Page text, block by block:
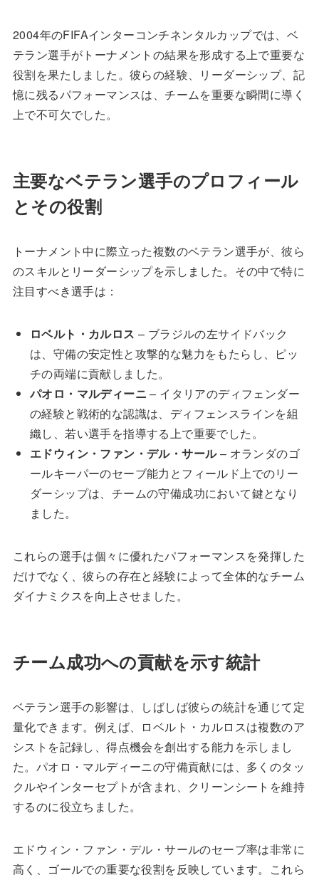
2004年のFIFAインターコンチネンタルカップでは、ベ
テラン選手がトーナメントの結果を形成する上で重要な
役割を果たしました。彼らの経験、リーダーシップ、記
憶に残るパフォーマンスは、チームを重要な瞬間に導く
上で不可欠でした。
主要なベテラン選手のプロフィール
とその役割
トーナメント中に際立った複数のベテラン選手が、彼ら
のスキルとリーダーシップを示しました。その中で特に
注目すべき選手は：
ロベルト・カルロス – ブラジルの左サイドバック
は、守備の安定性と攻撃的な魅力をもたらし、ピッ
チの両端に貢献しました。
パオロ・マルディーニ – イタリアのディフェンダー
の経験と戦術的な認識は、ディフェンスラインを組
織し、若い選手を指導する上で重要でした。
エドウィン・ファン・デル・サール– オランダのゴ
ールキーパーのセーブ能力とフィールド上でのリー
ダーシップは、チームの守備成功において鍵となり
ました。
これらの選手は個々に優れたパフォーマンスを発揮した
だけでなく、彼らの存在と経験によって全体的なチーム
ダイナミクスを向上させました。
チーム成功への貢献を示す統計
ベテラン選手の影響は、しばしば彼らの統計を通じて定
量化できます。例えば、ロベルト・カルロスは複数のア
シストを記録し、得点機会を創出する能力を示しまし
た。パオロ・マルディーニの守備貢献には、多くのタッ
クルやインターセプトが含まれ、クリーンシートを維持
するのに役立ちました。
エドウィン・ファン・デル・サールのセーブ率は非常に
高く、ゴールでの重要な役割を反映しています。これら